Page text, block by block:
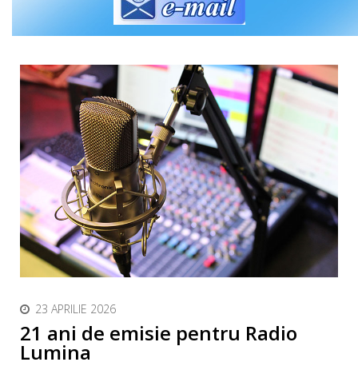
23 APRILIE 2026
21 ani de emisie pentru Radio
Lumina